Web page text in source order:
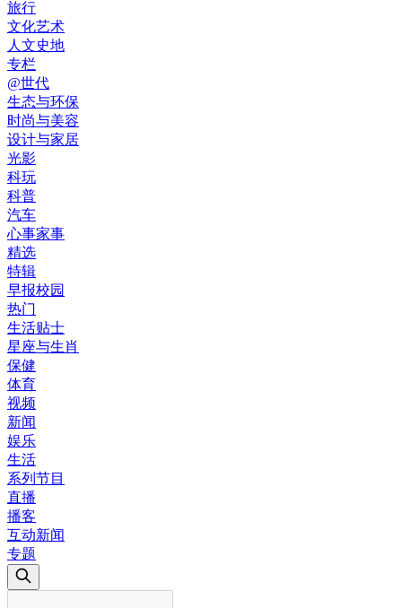
旅行
文化艺术
人文史地
专栏
@世代
生态与环保
时尚与美容
设计与家居
光影
科玩
科普
汽车
心事家事
精选
特辑
早报校园
热门
生活贴士
星座与生肖
保健
体育
视频
新闻
娱乐
生活
系列节目
直播
播客
互动新闻
专题